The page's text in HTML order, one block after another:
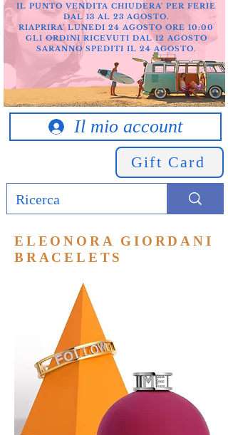
Il mio account
Gift Card
IL PUNTO VENDITA CHIUDERA' PER FERIE
DAL 13 AL 23 AGOSTO.
RIAPRIRA' LUNEDI 24 AGOSTO ORE 10:00
GLI ORDINI RICEVUTI DAL 12 AGOSTO
SARANNO SPEDITI IL 24 AGOSTO.
ELEONORA GIORDANI
BRACELETS